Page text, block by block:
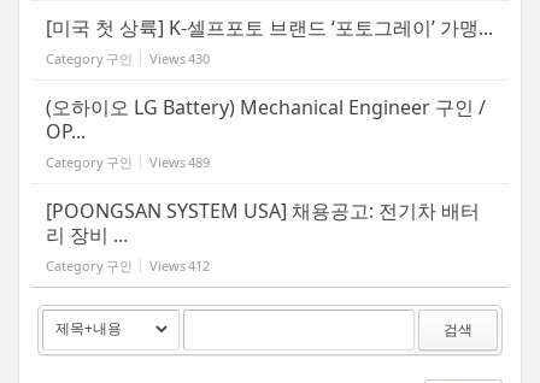
[미국 첫 상륙] K-셀프포토 브랜드 ‘포토그레이’ 가맹...
Category 구인 Views430
(오하이오 LG Battery) Mechanical Engineer 구인 /
OP...
Category 구인 Views489
[POONGSAN SYSTEM USA] 채용공고: 전기차 배터
리 장비 ...
Category 구인 Views412
검색